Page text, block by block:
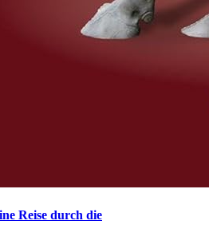
Reise durch die